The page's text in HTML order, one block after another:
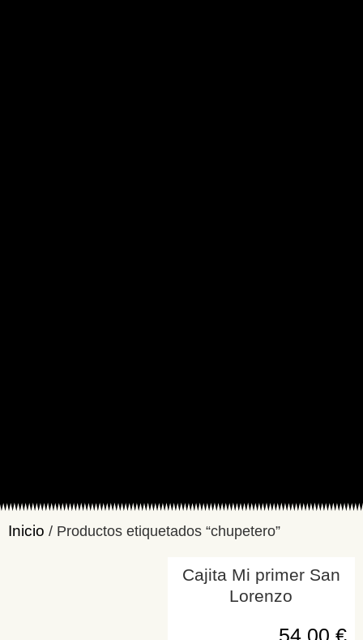
Inicio / Productos etiquetados “chupetero”
Cajita Mi primer San
Lorenzo